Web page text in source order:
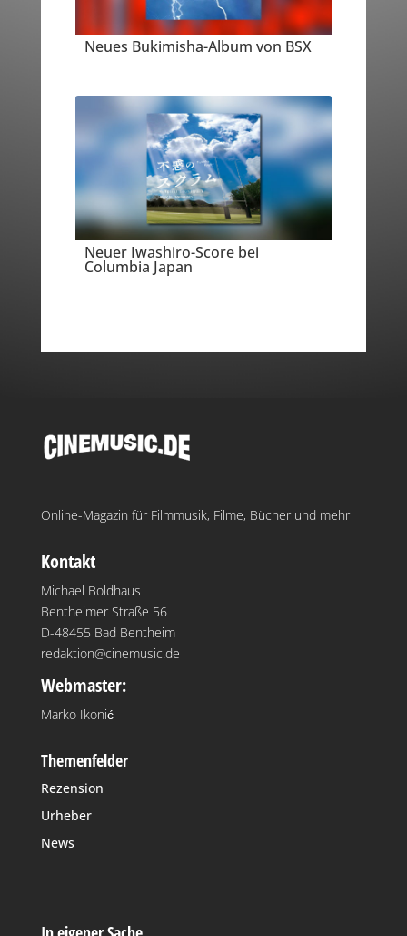
Neues Bukimisha-Album von BSX
Neuer Iwashiro-Score bei
Columbia Japan
Online-Magazin für Filmmusik, Filme, Bücher und mehr
Kontakt
Michael Boldhaus
Bentheimer Straße 56
D-48455 Bad Bentheim
redaktion@cinemusic.de
Webmaster:
Marko Ikonić
Themenfelder
Rezension
Urheber
News